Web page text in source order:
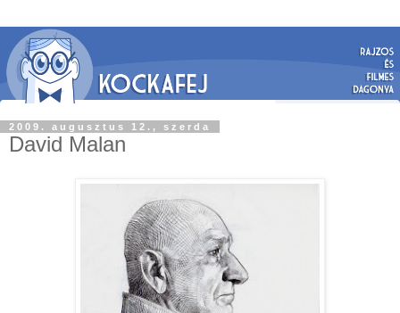
2009. augusztus 12., szerda
David Malan